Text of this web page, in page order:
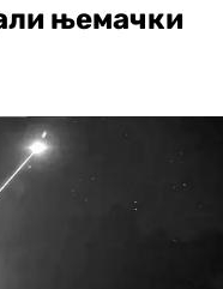
њемачки